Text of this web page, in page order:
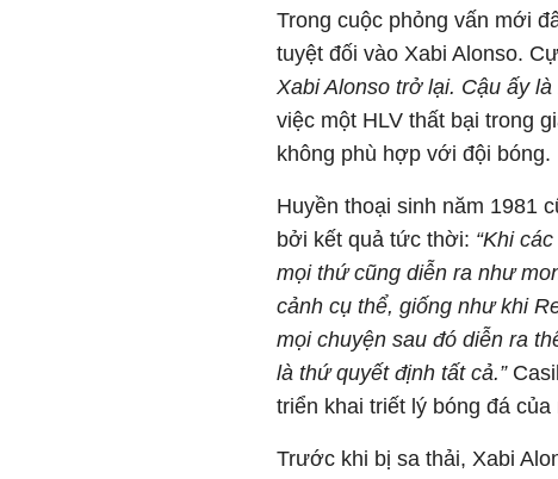
Trong cuộc phỏng vấn mới
tuyệt đối vào Xabi Alonso.
Xabi Alonso trở lại. Cậu ấy
việc một HLV thất bại trong
không phù hợp với đội bóng.
Huyền thoại sinh năm 1981
bởi kết quả tức thời: “Khi
mọi thứ cũng diễn ra như
cảnh cụ thể, giống như khi
mọi chuyện sau đó diễn ra
là thứ quyết định tất cả.”
triển khai triết lý bóng đá
Trước khi bị sa thải, Xabi